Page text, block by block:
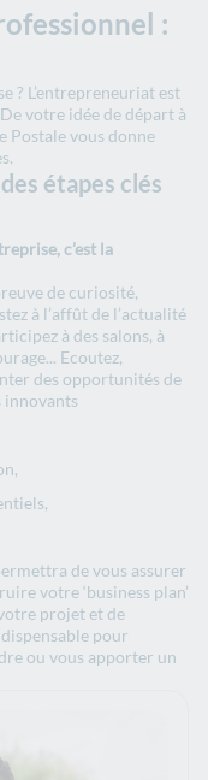
:
? L’entrepreneuriat est
votre idée de départ à
Postale vous donne
étapes clés
c’est la
de curiosité,
à l’affût de l’actualité
à des salons, à
Ecoutez,
des opportunités de
innovants
de vous assurer
votre ‘business plan’
projet et de
pour
ou vous apporter un